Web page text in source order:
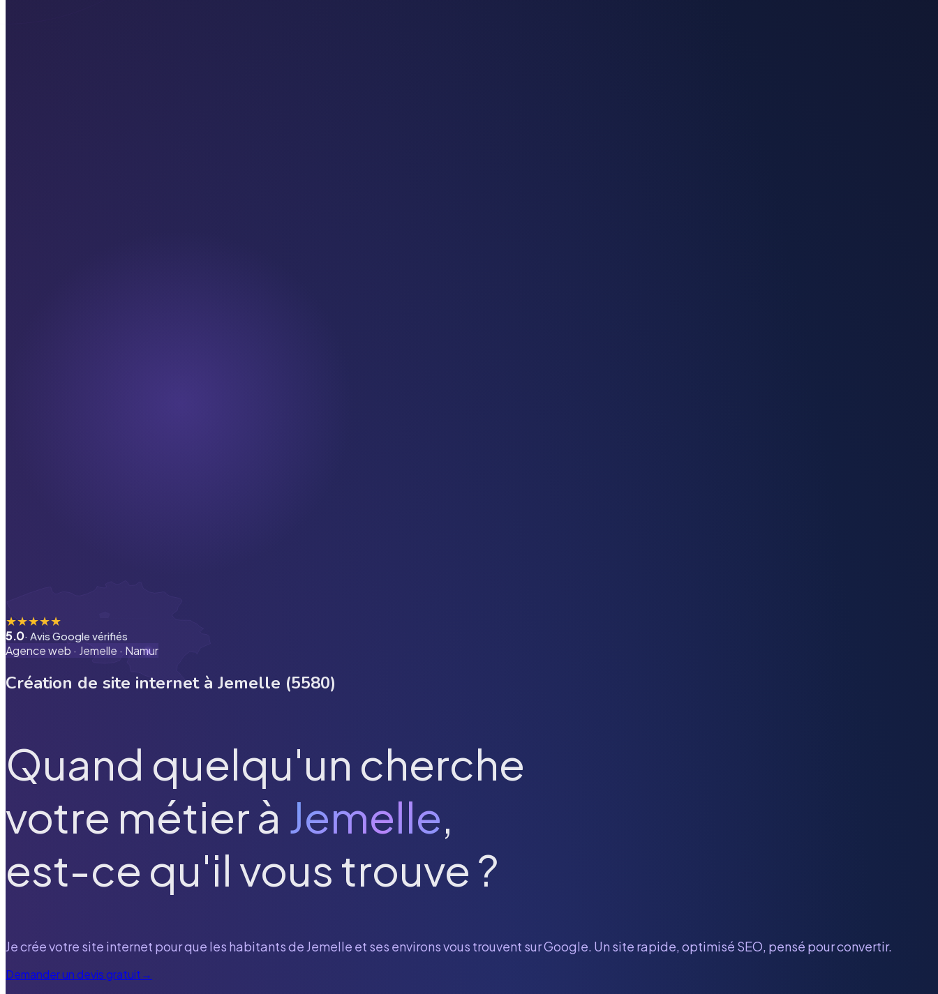
★★★★★
5.0· Avis Google vérifiés
Agence web · Jemelle · Namur
Création de site internet à Jemelle (5580)
Quand quelqu'un cherche
votre métier à Jemelle,
est-ce qu'il vous trouve ?
Je crée votre site internet pour que les habitants de Jemelle et ses environs vous trouvent sur Google. Un site rapide, optimisé SEO, pensé pour convertir.
Demander un devis gratuit→